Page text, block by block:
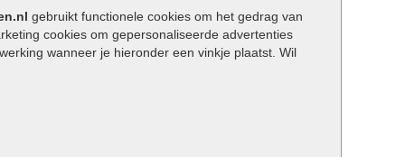
gebruikt functionele cookies om het gedrag van
cookies om gepersonaliseerde advertenties
wanneer je hieronder een vinkje plaatst. Wil
Opsluitbanden plaatsen
Keerwanden
Traptreden tuin